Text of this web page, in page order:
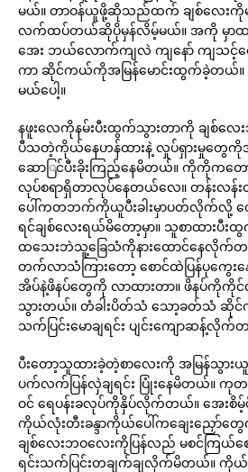
မယ်။ တာဝန်ယူဖို့ဆိုသည်ထက် ချစ်လေးကိုမ
လက်ထပ်တယ်ဆိုပိုမှန်လိမ့်မယ်။ အကို မှာထာ
အေး ဘယ်လောက်ကျလဲ ကျနော် ကျသင့်ငွေရှ
ကာ ဆိုင်ကယ်ကိုအမြန်မောင်းထွက်ခဲ့တယ်။
မယ်ပေါ့။
နဖူးလေကိုနမ်းပီးထွက်သွားတာကို ချစ်လေး
ပီသတဲ့ကိုယ်နေဟန်ထားနဲ့ လှုပ်ရှားမှုတွေကို
ဆောြင်ပီးခိုးကြည့်နေမိတယ်။ ကိုကိုကတ
လုပ်စရာရှိတာလုပ်နေတယ်လေ။ တန်းလန်းတ
ပေါ်ကတဘက်ကိုယူပီးခါးမှာပတ်လိုက်လို့ တ
ရင်ချစ်လေးရယ်မိတော့မှာ။ သူစာထားပီးထွ
ထသေးဘဲသူ့ခြေသံကိုနားထောင်နေလိုက်တ
တက်လာသံကြားတော့ စောင်ထဲပြန်ပုကွေး
အိပ်နဲ့ဖိနပ်တွေကို လာထားတာ။ ဖိနပ်ကိုကို
သွားတယ်။ တံခါးပိတ်သံ သော့ခတ်သံ ဆိုင်
သက်ပြင်းမောချရင်း ပျင်းကျောဆန့်လိုက်
ပီးတော့သူထားခဲ့တဲ့စာလေးကို အမြန်သွာ
ပက်လက်ပြန်လှဲချရင်း ပြုံးနေမိတယ်။ ကုတ
ဝင် ရေပန်းခလုပ်ကိုနှိပ်လိုက်တယ်။ အေးစိ
ကိုယ်လုံးတီးခန္ဒာကိုယ်ပေါ်ကချေးညှော်တွ
ချစ်လေးဘဝလေးကိုပြန်လည် မစင်ကြယ်စ
ရင်းသက်ပြင်းတချက်ချလိုက်မိတယ်။ ကို